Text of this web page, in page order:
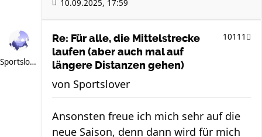
10.09.2025, 17:59
Sportslover
Re: Für alle, die Mittelstrecke
laufen (aber auch mal auf
längere Distanzen gehen)
10111
von Sportslover
Ansonsten freue ich mich sehr auf die
neue Saison, denn dann wird für mich